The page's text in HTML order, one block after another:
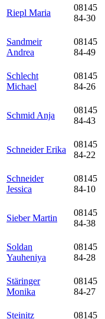
Riepl Maria
08145
84-30
Sandmeir
Andrea
08145
84-49
Schlecht
Michael
08145
84-26
Schmid Anja
08145
84-43
Schneider Erika
08145
84-22
Schneider
Jessica
08145
84-10
Sieber Martin
08145
84-38
Soldan
Yauheniya
08145
84-28
Stäringer
Monika
08145
84-27
Steinitz
08145